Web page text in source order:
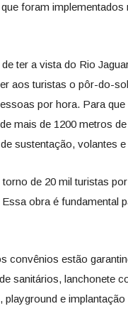
foram implementados
ter a vista do Rio
aos turistas o pôr-do-
por hora. Para
mais de 1200 metros
sustentação, volantes
torno de 20 mil turistas
obra é fundamental
convênios estão
sanitários, lanchonete
playground e